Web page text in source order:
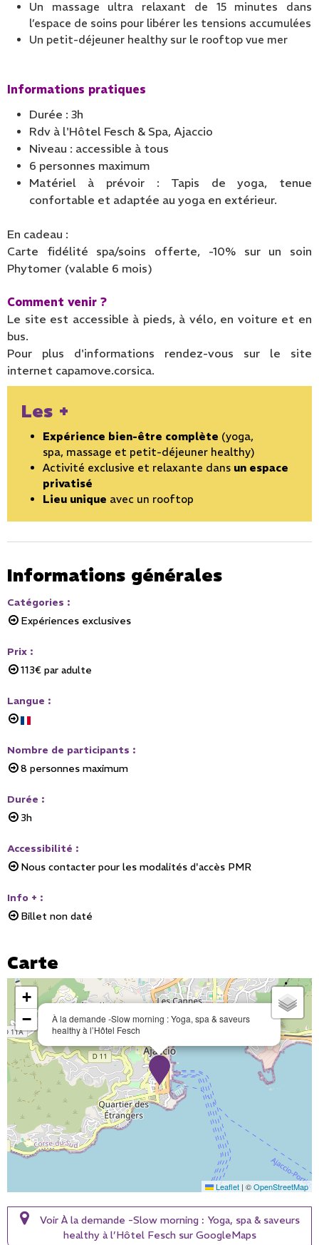
Un massage ultra relaxant de 15 minutes dans
l’espace de soins pour libérer les tensions accumulées
Un petit-déjeuner healthy sur le rooftop vue mer
Informations pratiques
Durée : 3h
Rdv à l'Hôtel Fesch & Spa, Ajaccio
Niveau : accessible à tous
6 personnes maximum
Matériel à prévoir : Tapis de yoga, tenue
confortable et adaptée au yoga en extérieur.
En cadeau :
Carte fidélité spa/soins offerte, -10% sur un soin
Phytomer (valable 6 mois)
Comment venir ?
Le site est accessible à pieds, à vélo, en voiture et en
bus.
Pour plus d'informations rendez-vous sur le site
internet capamove.corsica.
Les +
Expérience bien-être complète (yoga,
spa, massage et petit-déjeuner healthy)
Activité exclusive et relaxante dans un espace
privatisé
Lieu unique avec un rooftop
Informations générales
Catégories :
Expériences exclusives
Prix :
113€ par adulte
Langue :
Nombre de participants :
8 personnes maximum
Durée :
3h
Accessibilité :
Nous contacter pour les modalités d'accès PMR
Info + :
Billet non daté
Carte
À la demande -Slow morning : Yoga, spa & saveurs
healthy à l’Hôtel Fesch
+
−
Leaflet | ©OpenStreetMap
Voir À la demande -Slow morning : Yoga, spa & saveurs
healthy à l’Hôtel Fesch sur GoogleMaps